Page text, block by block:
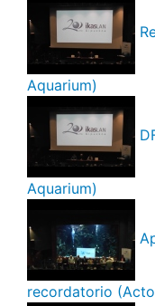
Aquarium)
Aquarium)
recordatorio